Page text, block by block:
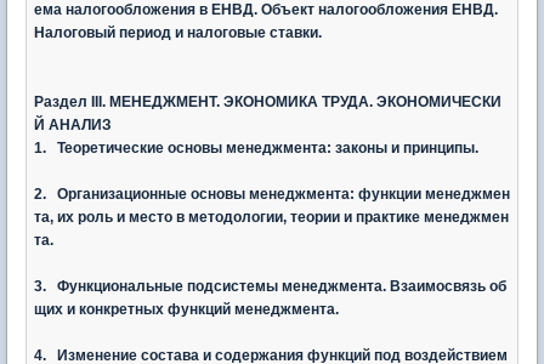
ема налогообложения в ЕНВД. Объект налогообложения ЕНВД.
Налоговый период и налоговые ставки.
Раздел III. МЕНЕДЖМЕНТ. ЭКОНОМИКА ТРУДА. ЭКОНОМИЧЕСКИ
Й АНАЛИЗ
1. Теоретические основы менеджмента: законы и принципы.
2. Организационные основы менеджмента: функции менеджмен
та, их роль и место в методологии, теории и практике менеджмен
та.
3. Функциональные подсистемы менеджмента. Взаимосвязь об
щих и конкретных функций менеджмента.
4. Изменение состава и содержания функций под воздействием